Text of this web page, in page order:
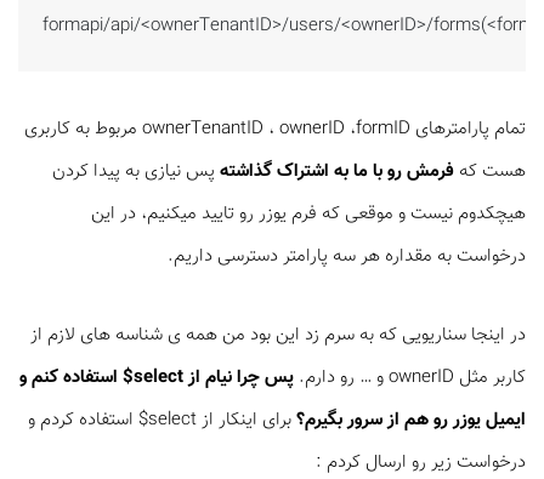
formapi/api/<ownerTenantID>/users/<ownerID>/
تمام پارامترهای ownerTenantID ، ownerID ،‌formID مربوط به کاربری
هست که فرمش رو با ما به اشتراک گذاشته پس نیازی به پیدا کردن
هیچکدوم نیست و موقعی که فرم یوزر رو تایید میکنیم، در این
درخواست به مقداره هر سه پارامتر دسترسی داریم.
در اینجا سناریویی که به سرم زد این بود من همه ی شناسه های لازم از
کاربر مثل ownerID و … رو دارم.
پس چرا نیام از select$ استفاده کنم و
ایمیل یوزر رو هم از سرور بگیرم؟
برای اینکار از select$ استفاده کردم و
درخواست زیر رو ارسال کردم :